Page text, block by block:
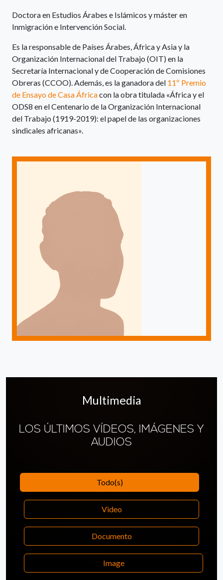
Doctora en Estudios Árabes e Islámicos y máster en
Inmigración e Intervención Social.
Es la responsable de Países Árabes, África y Asia y la
Organización Internacional del Trabajo (OIT) en la
Secretaría Internacional y de Cooperación de Comisiones
Obreras (CCOO). Además, es la ganadora del 11º Premio
de Ensayo de Casa Áfricacon la obra titulada «África y el
ODS8 en el Centenario de la Organización Internacional
del Trabajo (1919-2019): el papel de las organizaciones
sindicales africanas».
Multimedia
LOS ÚLTIMOS VÍDEOS, IMÁGENES Y
AUDIOS
Todo(s)
Video
Documento
Image